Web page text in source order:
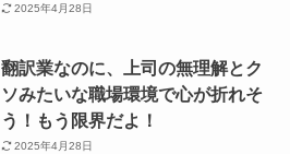
2025年4月28日
翻訳業なのに、上司の無理解とク
ソみたいな職場環境で心が折れそ
う！もう限界だよ！
2025年4月28日